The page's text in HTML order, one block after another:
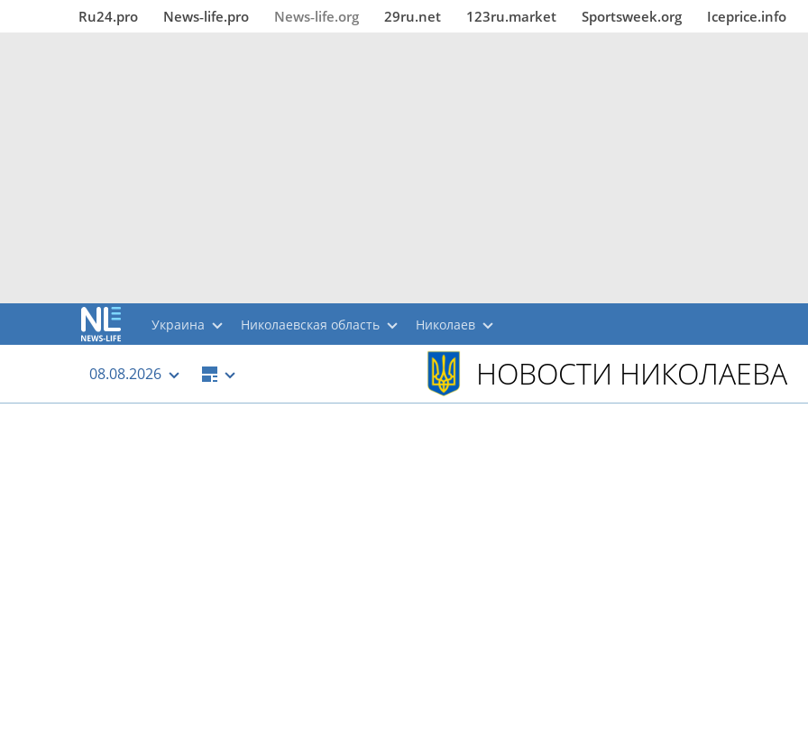
Ru24.pro News‑life.pro News‑life.org 29ru.net 123ru.market Sportsweek.org Iceprice.info
Украина Николаевская область Николаев
08.08.2026 НОВОСТИ НИКОЛАЕВА